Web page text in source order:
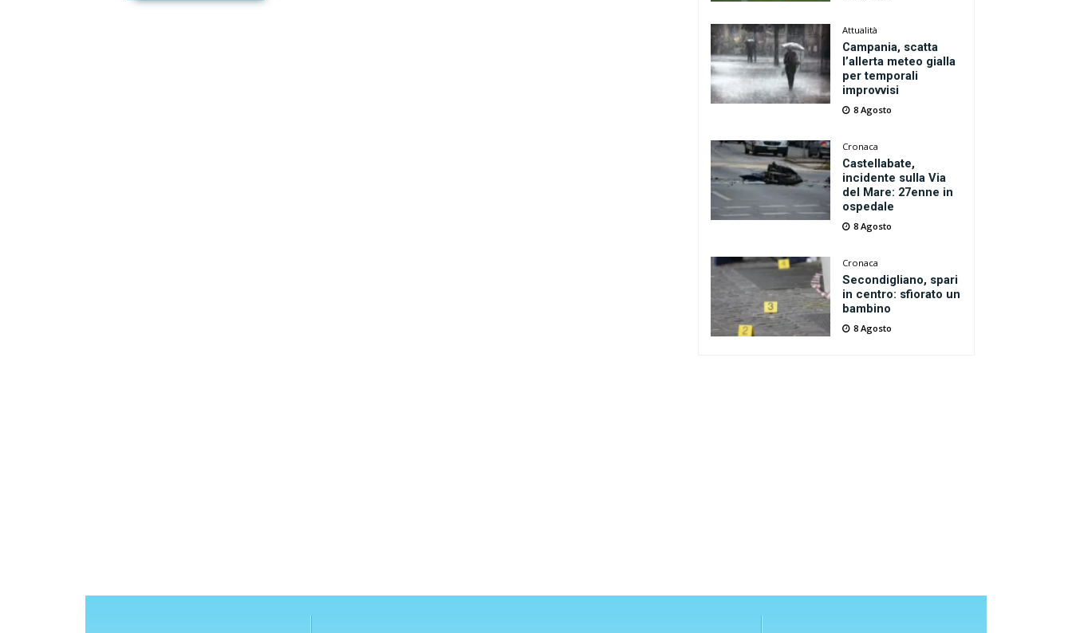
Attualità
Campania, scatta
l’allerta meteo gialla
per temporali
improvvisi
8 Agosto
Cronaca
Castellabate,
incidente sulla Via
del Mare: 27enne in
ospedale
8 Agosto
Cronaca
Secondigliano, spari
in centro: sfiorato un
bambino
8 Agosto